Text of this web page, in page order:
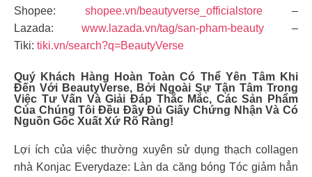
Shopee: shopee.vn/beautyverse_officialstore –
Lazada: www.lazada.vn/tag/san-pham-beauty –
Tiki: tiki.vn/search?q=BeautyVerse
Quý Khách Hàng Hoàn Toàn Có Thể Yên Tâm Khi
Đến Với BeautyVerse, Bởi Ngoài Sự Tận Tâm Trong
Việc Tư Vấn Và Giải Đáp Thắc Mắc, Các Sản Phẩm
Của Chúng Tôi Đều Đầy Đủ Giấy Chứng Nhận Và Có
Nguồn Gốc Xuất Xứ Rõ Ràng!
Lợi ích của việc thường xuyên sử dụng thạch collagen
nhà Konjac Everydaze: Làn da căng bóng Tóc giảm hẳn